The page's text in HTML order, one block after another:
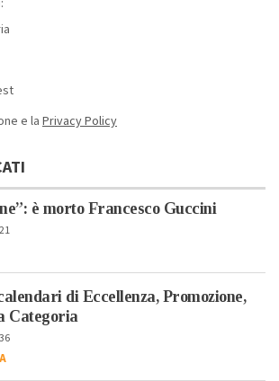
e la Privacy Policy
è morto Francesco Guccini
di Eccellenza, Promozione,
Categoria